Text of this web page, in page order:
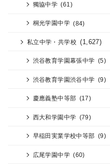
獨協中学 (61)
桐光学園中学 (84)
私立中学・共学校 (1,627)
渋谷教育学園幕張中学 (5)
渋谷教育学園渋谷中学 (9)
慶應義塾中等部 (17)
西大和学園中学 (79)
早稲田実業学校中等部 (9)
広尾学園中学 (60)